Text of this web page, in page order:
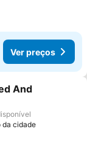
Ver preços
favoritos
And
da cidade